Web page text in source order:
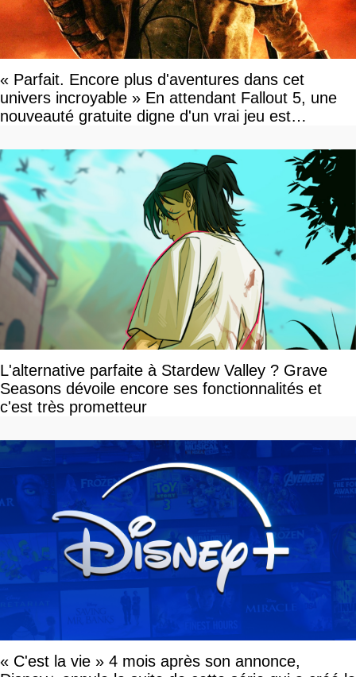
« Parfait. Encore plus d'aventures dans cet
univers incroyable » En attendant Fallout 5, une
nouveauté gratuite digne d'un vrai jeu est
L'alternative parfaite à Stardew Valley ? Grave
Seasons dévoile encore ses fonctionnalités et
c'est très prometteur
« C'est la vie » 4 mois après son annonce,